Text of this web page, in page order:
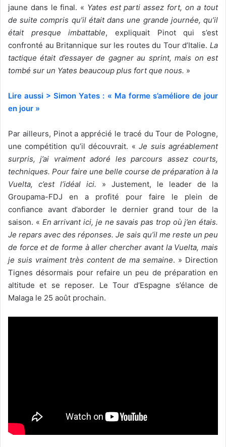
jaune dans le final. « Yates est parti assez fort, on a tout
de suite compris qu’il était dans une grande journée, qu’il
était presque imbattable, expliquait Pinot qui s’est
confronté au Britannique sur les routes du Tour d’Italie. La
tactique était d’essayer de gagner au sprint, mais on est
tombé sur un Yates beaucoup plus fort que nous. »
Lire aussi > Simon Yates : « Ma forme s’améliore de jour
en jour »
Par ailleurs, Pinot a apprécié le tracé du Tour de Pologne,
une compétition qu’il découvrait. «Je suis agréablement
surpris, j’ai vraiment adoré les parcours assez courts,
techniques. Pour faire une belle course de préparation à la
Vuelta, c’est l’idéal ici. » Justement, le leader de la
Groupama-FDJ en a profité pour faire le plein de
confiance avant d’aborder le dernier grand tour de la
saison. « En arrivant ici, je ne savais pas trop où j’en étais.
Je repars avec des réponses. Je sais qu’il me reste un peu
de force et de forme à aller chercher avant la Vuelta, mais
je suis vraiment très content de ma semaine. » Direction
Tignes désormais pour refaire un peu de préparation en
altitude et se reposer. Le Tour d’Espagne s’élance de
Malaga le 25 août prochain.